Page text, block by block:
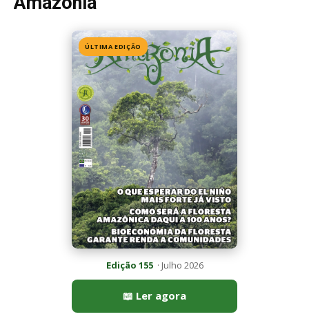
Edição 155· Julho 2026
📖 Ler agora
Mais lidas da semana